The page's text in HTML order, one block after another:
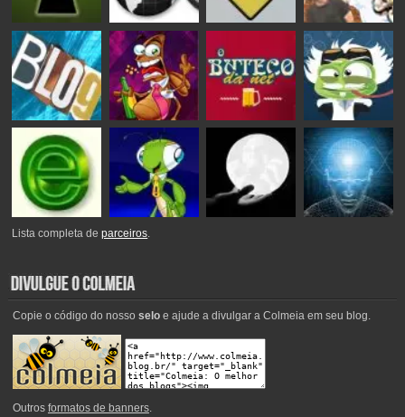
Lista completa deparceiros.
Copie o código do nosso seloe ajude a divulgar a Colmeia em seu blog.
Outros formatos de banners.